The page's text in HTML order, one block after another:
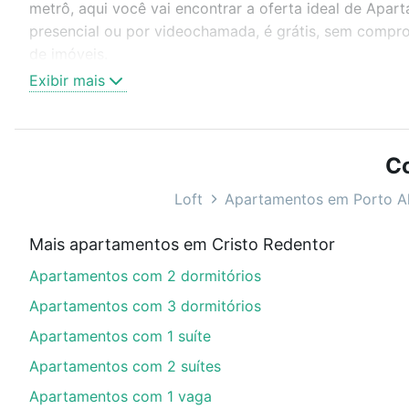
metrô, aqui você vai encontrar a oferta ideal de
presencial ou por videochamada, é grátis, sem
Como escolher um imóvel?
Use barra de busca no topo para pesquisar por
ou sem vaga de garagem para combinar
Apartamentos com 1 vaga à venda em Cristo
Aqui na Loft temos a oferta ideal para você, com
opções de financiamento imobiliário as parcelas
veja em nosso portal quanto custa comprar um
Exibir mais
Loft Apartamentos em Porto
Mais apartamentos em Cristo Redentor
Apartamentos com 2 dormitórios
Apartamentos com 3 dormitórios
Apartamentos com 1 suíte
Apartamentos com 2 suítes
Apartamentos com 1 vaga